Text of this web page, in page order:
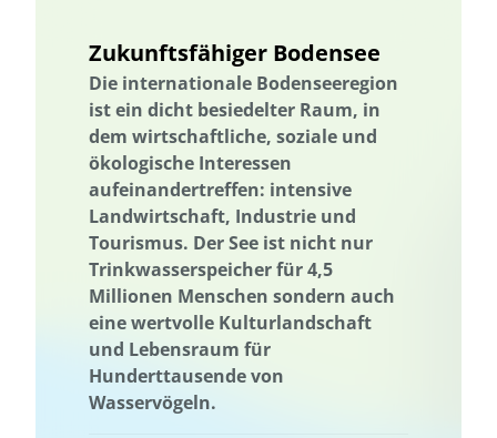
Wasseraufbereitung; Valorisierung organischer Reststoffe; Partizipation
und Wissenstransfer
Wasser/Gewässer Wissensabgleich und Erfahrungsaustausch
Zukunftsfähiger Bodensee
Die internationale Bodenseeregion
ist ein dicht besiedelter Raum, in
dem wirtschaftliche, soziale und
ökologische Interessen
aufeinandertreffen: intensive
Landwirtschaft, Industrie und
Tourismus. Der See ist nicht nur
Trinkwasserspeicher für 4,5
Millionen Menschen sondern auch
eine wertvolle Kulturlandschaft
und Lebensraum für
Hunderttausende von
Wasservögeln.